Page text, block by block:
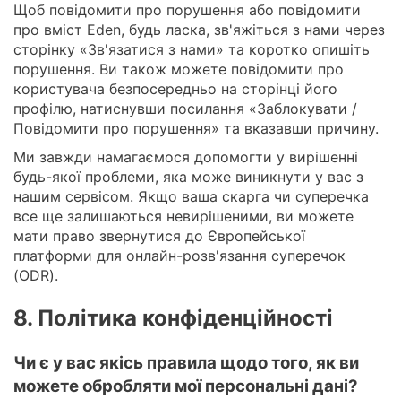
Щоб повідомити про порушення або повідомити
про вміст Eden, будь ласка, зв'яжіться з нами через
сторінку «Зв'язатися з нами» та коротко опишіть
порушення. Ви також можете повідомити про
користувача безпосередньо на сторінці його
профілю, натиснувши посилання «Заблокувати /
Повідомити про порушення» та вказавши причину.
Ми завжди намагаємося допомогти у вирішенні
будь-якої проблеми, яка може виникнути у вас з
нашим сервісом. Якщо ваша скарга чи суперечка
все ще залишаються невирішеними, ви можете
мати право звернутися до Європейської
платформи для онлайн-розв'язання суперечок
(ODR).
8. Політика конфіденційності
Чи є у вас якісь правила щодо того, як ви
можете обробляти мої персональні дані?